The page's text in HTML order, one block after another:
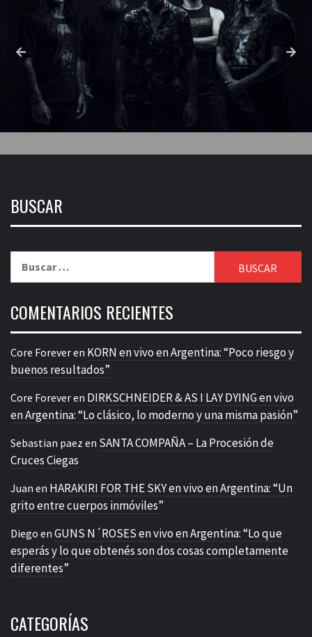
BUSCAR
COMENTARIOS RECIENTES
Core Foreveren KORN en vivo en Argentina: “Poco riesgo y
buenos resultados”
Core Foreveren DIRKSCHNEIDER & AS I LAY DYING en vivo
en Argentina: “Lo clásico, lo moderno y una misma pasión”
Sebastian paez en SANTA COMPAÑA – La Procesión de
Cruces Ciegas
Juan en HARAKIRI FOR THE SKY en vivo en Argentina: “Un
grito entre cuerpos inmóviles”
Diego en GUNS N´ROSES en vivo en Argentina: “Lo que
esperás y lo que obtenés son dos cosas completamente
diferentes”
CATEGORÍAS